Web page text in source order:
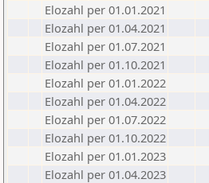
Elozahl per 01.01.2021
Elozahl per 01.04.2021
Elozahl per 01.07.2021
Elozahl per 01.10.2021
Elozahl per 01.01.2022
Elozahl per 01.04.2022
Elozahl per 01.07.2022
Elozahl per 01.10.2022
Elozahl per 01.01.2023
Elozahl per 01.04.2023